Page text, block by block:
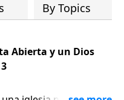
By Topics
Abierta y un Dios